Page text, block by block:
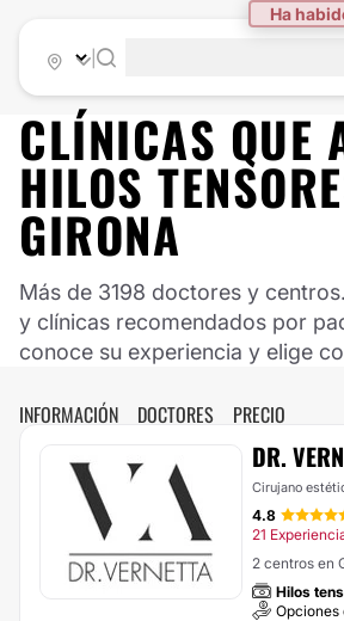
Ha
CLÍNICAS QUE
HILOS
GIRONA
Más de 3198 doctores y
y clínicas recomendados por
conoce su experiencia y elige
INFORMACIÓN DOCTORES PRECIO
DR.
Cirujano
4.8
21
2 centros en
Hilos
Opciones